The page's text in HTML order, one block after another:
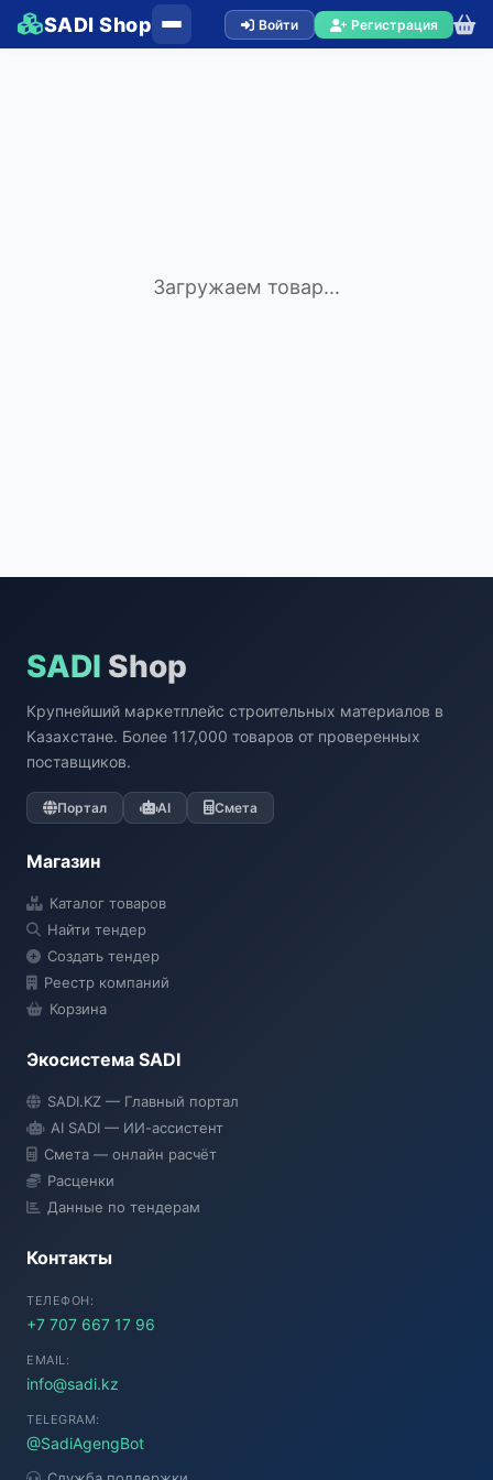
SADI Shop Войти Регистрация
Загружаем товар...
SADI Shop
Крупнейший маркетплейс строительных материалов в
Казахстане. Более 117,000 товаров от проверенных
поставщиков.
Портал AI Смета
Магазин
Каталог товаров
Найти тендер
Создать тендер
Реестр компаний
Корзина
Экосистема SADI
SADI.KZ — Главный портал
AI SADI — ИИ-ассистент
Смета — онлайн расчёт
Расценки
Данные по тендерам
Контакты
ТЕЛЕФОН:
+7 707 667 17 96
EMAIL:
info@sadi.kz
TELEGRAM:
@SadiAgengBot
● Подключение...